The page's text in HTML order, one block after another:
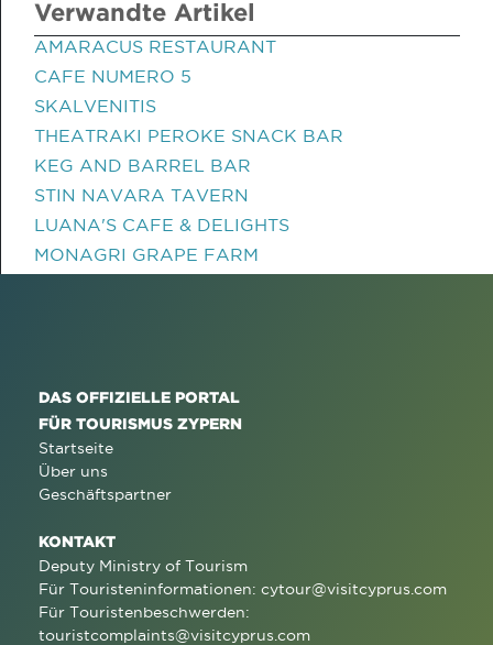
Verwandte Artikel
AMARACUS RESTAURANT
CAFE NUMERO 5
SKALVENITIS
THEATRAKI PEROKE SNACK BAR
KEG AND BARREL BAR
STIN NAVARA TAVERN
LUANA'S CAFE & DELIGHTS
MONAGRI GRAPE FARM
DAS OFFIZIELLE PORTAL
FÜR TOURISMUS ZYPERN
Startseite
Über uns
Geschäftspartner
KONTAKT
Deputy Ministry of Tourism
Für Touristeninformationen: cytour@visitcyprus.com
Für Touristenbeschwerden:
touristcomplaints@visitcyprus.com